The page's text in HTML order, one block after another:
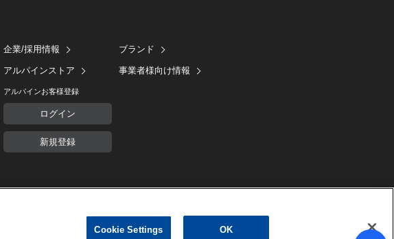
企業/採用情報
アルパインストア
アルパインお客様登録
ログイン
新規登録
ブランド
事業者様向け情報
Cookie Settings OK